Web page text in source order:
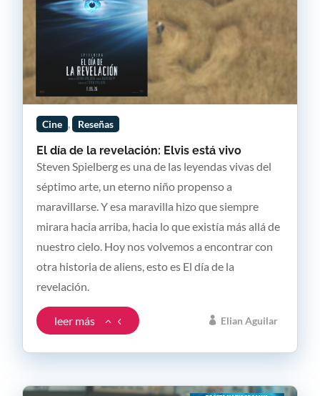
El día de la revelación: Elvis está vivo
Elian Aguilar
Cine Reseñas
Steven Spielberg es una de las leyendas vivas del
séptimo arte, un eterno niño propenso a
maravillarse. Y esa maravilla hizo que siempre
mirara hacia arriba, hacia lo que existía más allá de
nuestro cielo. Hoy nos volvemos a encontrar con
otra historia de aliens, esto es El día de la
revelación.
leer más